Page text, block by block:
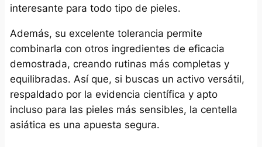
interesante para todo tipo de pieles.
Además, su excelente tolerancia permite
combinarla con otros ingredientes de eficacia
demostrada, creando rutinas más completas y
equilibradas. Así que, si buscas un activo versátil,
respaldado por la evidencia científica y apto
incluso para las pieles más sensibles, la centella
asiática es una apuesta segura.